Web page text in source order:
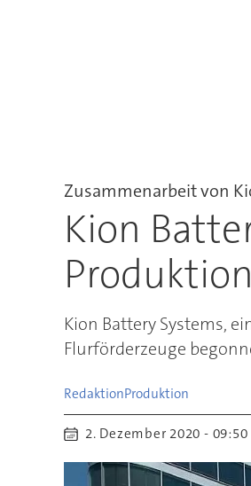
Zusammenarbeit von
Kion
Produktion
Kion Battery Systems,
Flurförderzeuge
RedaktionProduktion
2. Dezember 2020 - 09:50